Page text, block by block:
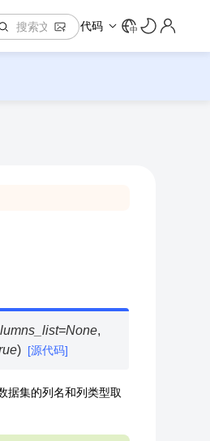
代码 中
=None,
) [源代码]
据集的列名和列类型取